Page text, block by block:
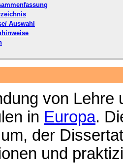
Auswahl
von
in Europa.
der
und